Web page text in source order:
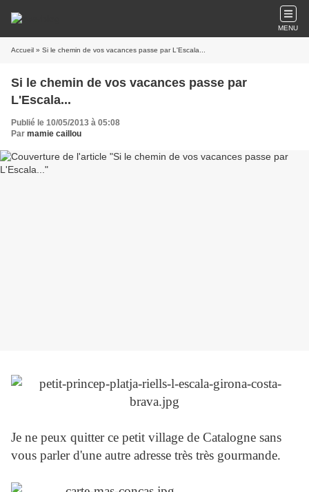
MENU
Accueil » Si le chemin de vos vacances passe par L'Escala...
Si le chemin de vos vacances passe par
L'Escala...
Publié le 10/05/2013 à 05:08
Par mamie caillou
Je ne peux quitter ce petit village de Catalogne sans
vous parler d'une autre adresse très très gourmande.